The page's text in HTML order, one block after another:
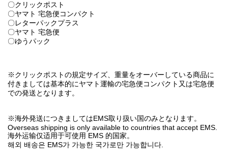
〇クリックポスト
〇ヤマト 宅急便コンパクト
〇レターパックプラス
〇ヤマト 宅急便
〇ゆうパック
※クリックポストの規定サイズ、重量をオーバーしている商品に
付きましては基本的にヤマト運輸の宅急便コンパクト又は宅急便
での発送となります。
※海外発送につきましてはEMS取り扱い国のみとなります。
Overseas shipping is only available to countries that accept EMS.
海外运输仅适用于可使用 EMS 的国家。
해외 배송은 EMS가 가능한 국가로만 가능합니다.